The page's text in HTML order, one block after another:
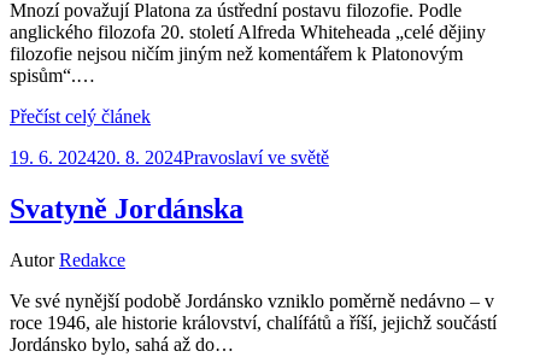
Mnozí považují Platona za ústřední postavu filozofie. Podle
anglického filozofa 20. století Alfreda Whiteheada „celé dějiny
filozofie nejsou ničím jiným než komentářem k Platonovým
spisům“.…
Přečíst celý článek
Zveřejněno
19. 6. 202420. 8. 2024Pravoslaví ve světě
Svatyně Jordánska
AutorRedakce
Ve své nynější podobě Jordánsko vzniklo poměrně nedávno – v
roce 1946, ale historie království, chalífátů a říší, jejichž součástí
Jordánsko bylo, sahá až do…